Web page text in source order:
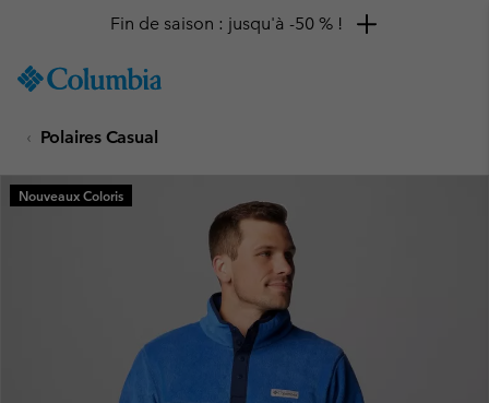
TO
SKIP
MAIN
NAV
Fin de saison : jusqu'à -50 % !
Polaires Casual
Nouveaux Coloris